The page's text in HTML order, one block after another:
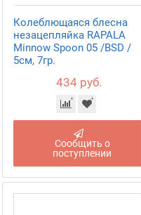
Колеблющаяся блесна
незацепляйка RAPALA
Minnow Spoon 05 /BSD /
5см, 7гр.
434 руб.
Сообщить о
поступлении